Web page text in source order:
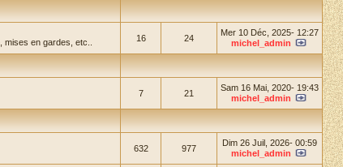
en gardes, etc.. 16 24
Mer 10 Déc, 2025- 12:27
michel_admin
7 21
Sam 16 Mai, 2020- 19:43
michel_admin
632 977
Dim 26 Juil, 2026- 00:59
michel_admin